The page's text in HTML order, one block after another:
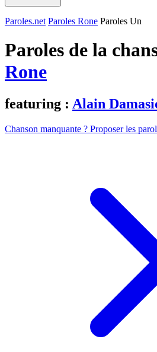
Paroles.net Paroles Rone Paroles Un
Paroles de la
Rone
featuring : Alain
Chanson manquante ? Proposer les